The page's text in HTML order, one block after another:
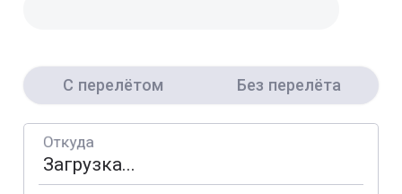
С перелётом Без перелёта
Откуда